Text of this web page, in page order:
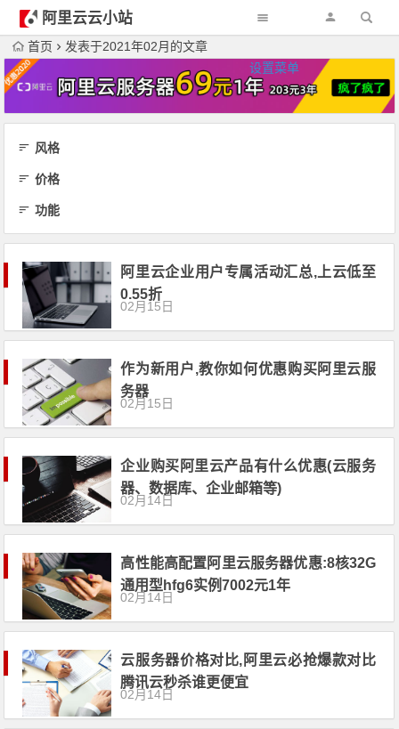
阿里云云小站
设置菜单
首页 发表于2021年02月的文章
风格
价格
功能
阿里云企业用户专属活动汇总,上云低至
0.55折
02月15日
作为新用户,教你如何优惠购买阿里云服
务器
02月15日
企业购买阿里云产品有什么优惠(云服务
器、数据库、企业邮箱等)
02月14日
高性能高配置阿里云服务器优惠:8核32G
通用型hfg6实例7002元1年
02月14日
云服务器价格对比,阿里云必抢爆款对比
腾讯云秒杀谁更便宜
02月14日